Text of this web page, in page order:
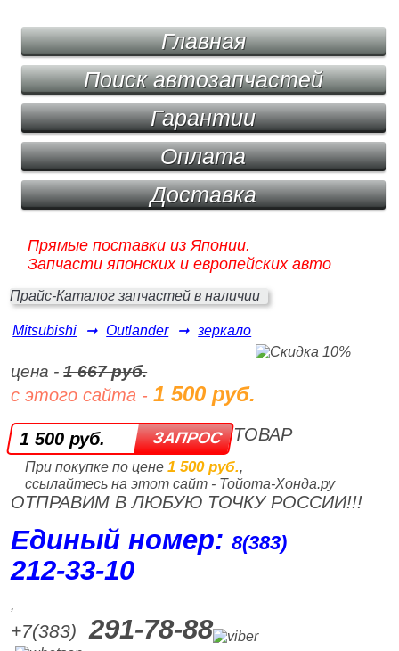
Главная
Поиск автозапчастей
Гарантии
Оплата
Доставка
Прямые поставки из Японии.
Запчасти японских и европейских авто
Прайс-Каталог запчастей в наличии
Mitsubishi ➞ Outlander ➞ зеркало
цена -1 667 руб.
с этого сайта -1 500 руб.
1 500 руб.
При покупке по цене 1 500 руб.,
ссылайтесь на этот сайт - Тойота-Хонда.ру
ТОВАР
ОТПРАВИМ В ЛЮБУЮ ТОЧКУ РОССИИ!!!
Единый номер:8(383)
212‑33‑10
,
+7(383) 291-78-88